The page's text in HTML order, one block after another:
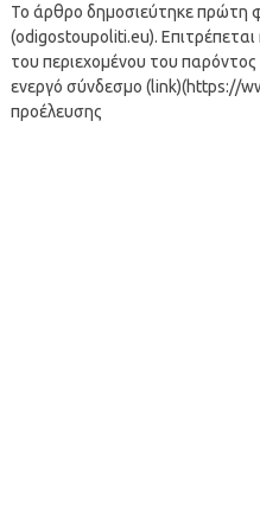
Το άρθρο δημοσιεύτηκε πρώτη
(odigostoupoliti.eu). Επιτρέπεται
του περιεχομένου του
ενεργό σύνδεσμο (link)(https://
προέλευσης